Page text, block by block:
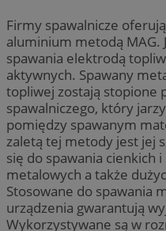
Firmy spawalnicze
aluminium metodą MAG.
spawania elektrodą
aktywnych. Spawany
topliwej zostają stopione
spawalniczego, który
pomiędzy spawanym
zaletą tej metody jest jej
się do spawania cienkich
metalowych a także
Stosowane do spawania
urządzenia gwarantują
Wykorzystywane są w